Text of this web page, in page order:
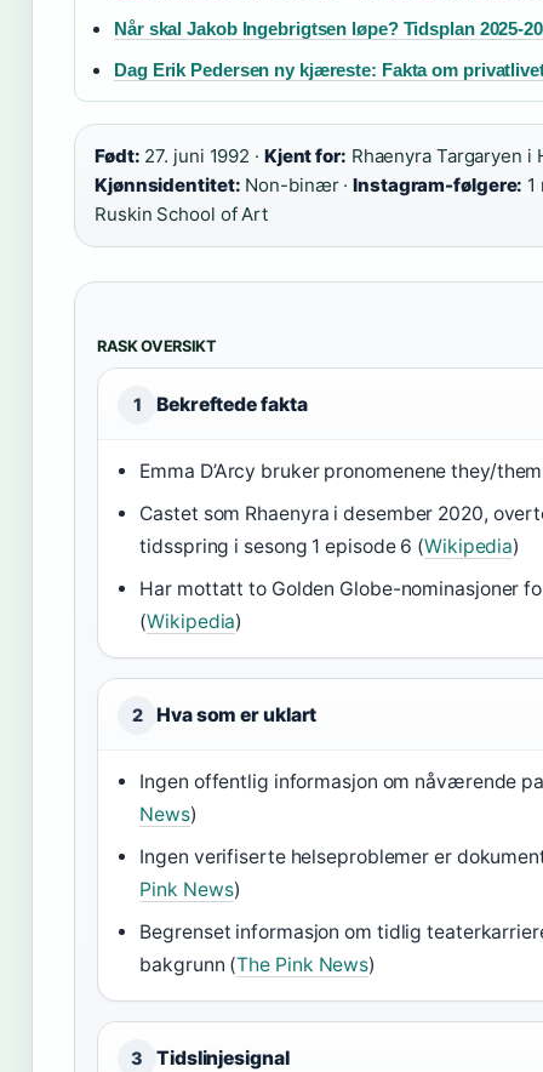
Når skal Jakob Ingebrigtsen løpe? Tidsplan 2025-
Dag Erik Pedersen ny kjæreste: Fakta om
Født: 27. juni 1992 · Kjent for: Rhaenyra Targaryen i
Kjønnsidentitet: Non-binær ·Instagram-følgere: 1
Ruskin School of Art
RASK OVERSIKT
1 Bekreftede fakta
Emma D’Arcy bruker pronomenene they/
Castet som Rhaenyra i desember 2020,
tidsspring i sesong 1 episode 6 (Wikipedia)
Har mottatt to Golden Globe-nominasjoner
(Wikipedia)
2 Hva som er uklart
Ingen offentlig informasjon om nåværende
News)
Ingen verifiserte helseproblemer er
Pink News)
Begrenset informasjon om tidlig
bakgrunn (The Pink News)
3 Tidslinjesignal